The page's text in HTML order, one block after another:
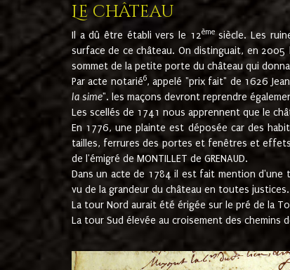
Le château
Il a dû être établi vers le 12èmesiècle. Les
surface de ce château. On distinguait, en
sommet de la petite porte du château qui
Par acte notarié6, appelé "prix fait" de 1626
la sime". les maçons devront reprendre
Les scellés de 1741 nous apprennent que le
En 1776, une plainte est déposée car des
tailles, ferrures des portes et fenêtres et effets
de l'émigré de MONTILLET de GRENAUD.
Dans un acte de 1784 il est fait mention d'une
vu de la grandeur du château en toutes justices.
La tour Nord aurait été érigée sur le pré de la
La tour Sud élevée au croisement des chemins